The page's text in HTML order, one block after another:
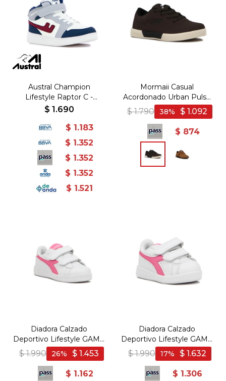
Austral Champion
Lifestyle Raptor C -
Blanco/Marino - Blanco-
$ 1.690
$ 1.183
$ 1.352
$ 1.352
$ 1.352
$ 1.521
Mormaii Casual
Acordonado Urban Pulse
JR - Marron
$ 1.790 $ 1.092
38
$ 874
Diadora Calzado
Deportivo Lifestyle GAME
P PS GIRL - Blanco-
Rosado
$ 1.990 $ 1.453
26
$ 1.162
Diadora Calzado
Deportivo Lifestyle GAME
P TD GIRL - Blanco-
Rosado
$ 1.990 $ 1.632
17
$ 1.306